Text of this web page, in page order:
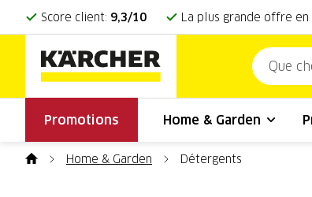
Score client: 9,3/10 La plus grande offre en
Promotions Home & Garden
Home & Garden Détergents